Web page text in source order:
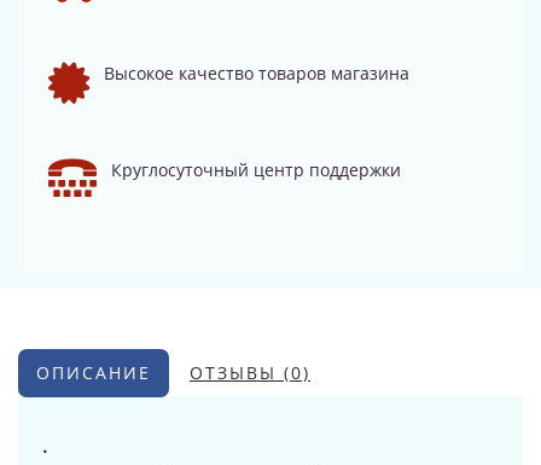
Высокое качество товаров магазина
Круглосуточный центр поддержки
ОПИСАНИЕ ОТЗЫВЫ (0)
.